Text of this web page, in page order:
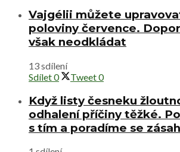
Vajgélii můžete
poloviny července.
však neodkládat
13 sdílení
Sdílet0 Tweet0
Když listy česneku
odhalení příčiny těžké.
s tím a poradíme se